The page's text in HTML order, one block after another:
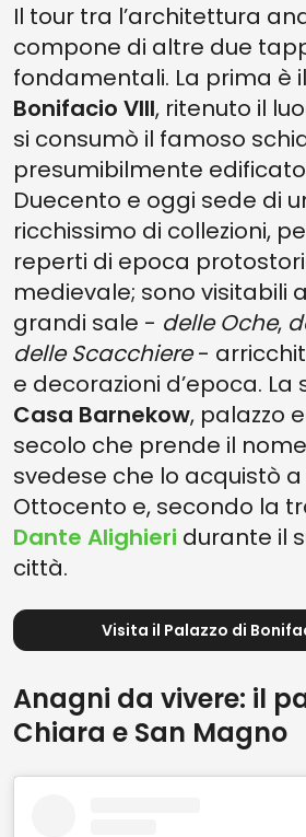
Il tour tra l’architettura
compone di altre due
fondamentali. La prima è il
Bonifacio VIII, ritenuto il
si consumò il famoso
presumibilmente edificato
Duecento e oggi sede di
ricchissimo di collezioni,
reperti di epoca
medievale; sono visitabili
grandi sale - delle Oche,
delle Scacchiere-
e decorazioni d’epoca. La
Casa Barnekow, palazzo
secolo che prende il
svedese che lo acquistò
Ottocento e, secondo la
Dante Alighieri durante il
città.
Visita il Palazzo di
Anagni da vivere: il
Chiara e San Magno